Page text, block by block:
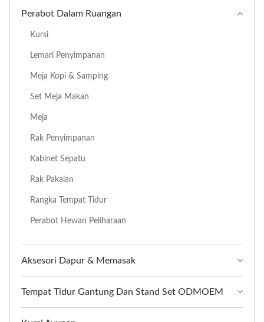
Perabot Dalam Ruangan
Kursi
Lemari Penyimpanan
Meja Kopi & Samping
Set Meja Makan
Meja
Rak Penyimpanan
Kabinet Sepatu
Rak Pakaian
Rangka Tempat Tidur
Perabot Hewan Peliharaan
Aksesori Dapur & Memasak
Tempat Tidur Gantung Dan Stand Set ODMOEM